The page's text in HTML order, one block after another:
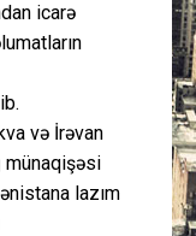
icarə
və İrəvan
münaqişəsi
lazım